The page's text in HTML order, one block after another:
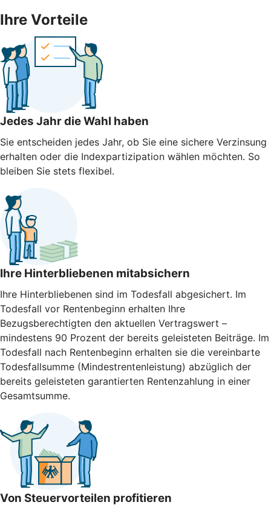
Ihre Vorteile
Jedes Jahr die Wahl haben
Sie entscheiden jedes Jahr, ob Sie eine sichere Verzinsung
erhalten oder die Indexpartizipation wählen möchten. So
bleiben Sie stets flexibel.
Ihre Hinterbliebenen mitabsichern
Ihre Hinterbliebenen sind im Todesfall abgesichert. Im
Todesfall vor Rentenbeginn erhalten Ihre
Bezugsberechtigten den aktuellen Vertragswert –
mindestens 90 Prozent der bereits geleisteten Beiträge. Im
Todesfall nach Rentenbeginn erhalten sie die vereinbarte
Todesfallsumme (Mindestrentenleistung) abzüglich der
bereits geleisteten garantierten Rentenzahlung in einer
Gesamtsumme.
Von Steuervorteilen profitieren